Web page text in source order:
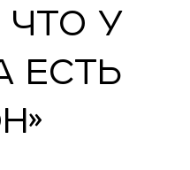
У
ЕСТЬ